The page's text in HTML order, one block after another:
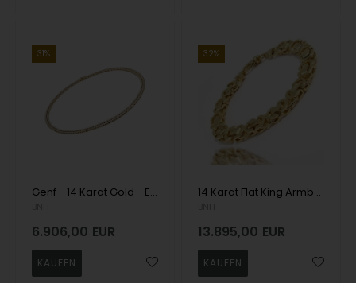
31%
Genf - 14 Karat Gold - Erhältlich in verschiedenen Breiten und Längen
6.906,00 EUR
32%
14 Karat Flat King Armbänder und Halsketten
13.895,00 EUR